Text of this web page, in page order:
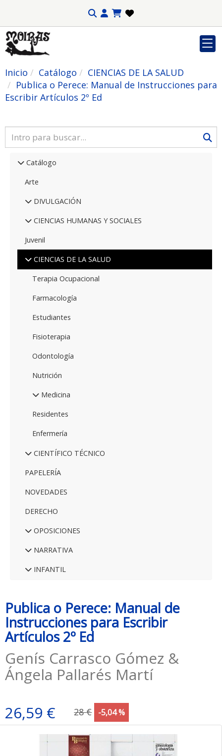
Inicio Catálogo
CIENCIAS DE LA SALUD
Publica o Perece: Manual de Instrucciones para
Escribir Artículos 2º Ed
Catálogo
Arte
DIVULGACIÓN
CIENCIAS HUMANAS Y SOCIALES
Juvenil
CIENCIAS DE LA SALUD
Terapia Ocupacional
Farmacología
Estudiantes
Fisioterapia
Odontología
Nutrición
Medicina
Residentes
Enfermería
CIENTÍFICO TÉCNICO
PAPELERÍA
NOVEDADES
DERECHO
OPOSICIONES
NARRATIVA
INFANTIL
Publica o Perece: Manual de
Instrucciones para Escribir
Artículos 2º Ed
Genís Carrasco Gómez &
Ángela Pallarés Martí
26,59 €
28 € -5,04 %